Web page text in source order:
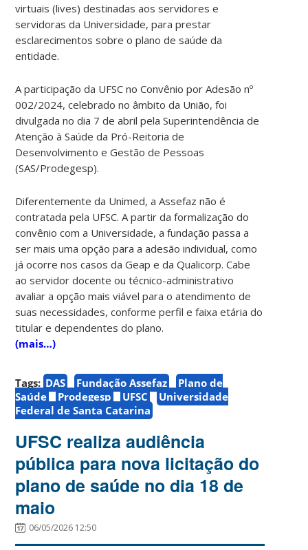
virtuais (lives) destinadas aos servidores e
servidoras da Universidade, para prestar
esclarecimentos sobre o plano de saúde da
entidade.
A participação da UFSC no Convênio por Adesão nº
002/2024, celebrado no âmbito da União, foi
divulgada no dia 7 de abril pela Superintendência de
Atenção à Saúde da Pró-Reitoria de
Desenvolvimento e Gestão de Pessoas
(SAS/Prodegesp).
Diferentemente da Unimed, a Assefaz não é
contratada pela UFSC. A partir da formalização do
convênio com a Universidade, a fundação passa a
ser mais uma opção para a adesão individual, como
já ocorre nos casos da Geap e da Qualicorp. Cabe
ao servidor docente ou técnico-administrativo
avaliar a opção mais viável para o atendimento de
suas necessidades, conforme perfil e faixa etária do
titular e dependentes do plano.
(mais…)
Tags: DAS Fundação Assefaz
Plano de
Saúde
Prodegesp UFSC
Universidade
Federal de Santa Catarina
UFSC realiza audiência
pública para nova licitação do
plano de saúde no dia 18 de
maio
06/05/2026 12:50